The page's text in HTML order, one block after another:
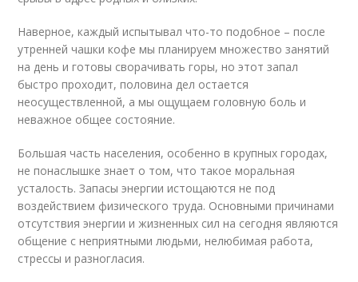
Наверное, каждый испытывал что-то подобное – после
утренней чашки кофе мы планируем множество занятий
на день и готовы сворачивать горы, но этот запал
быстро проходит, половина дел остается
неосуществленной, а мы ощущаем головную боль и
неважное общее состояние.
Большая часть населения, особенно в крупных городах,
не понаслышке знает о том, что такое моральная
усталость. Запасы энергии истощаются не под
воздействием физического труда. Основными причинами
отсутствия энергии и жизненных сил на сегодня являются
общение с неприятными людьми, нелюбимая работа,
стрессы и разногласия.